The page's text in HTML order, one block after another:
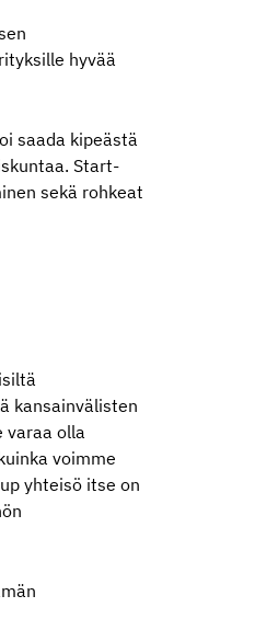
hyvää
saada kipeästä
Start-
sekä rohkeat
kansainvälisten
varaa olla
voimme
yhteisö itse on